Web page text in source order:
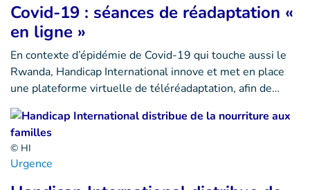
Covid-19 : séances de réadaptation «
en ligne »
En contexte d’épidémie de Covid-19 qui touche aussi le
Rwanda, Handicap International innove et met en place
une plateforme virtuelle de téléréadaptation, afin de…
© HI
Urgence